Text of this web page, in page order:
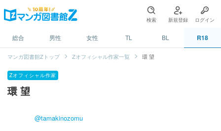
検索 新規登録 ログイン
総合 男性 女性 TL BL R18
マンガ図書館Zトップ Zオフィシャル作家一覧 環 望
Zオフィシャル作家
環 望
@tamakinozomu